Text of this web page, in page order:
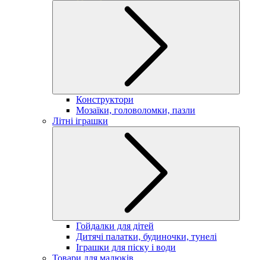
Конструктори
Мозаїки, головоломки, пазли
Літні іграшки
Гойдалки для дітей
Дитячі палатки, будиночки, тунелі
Іграшки для піску і води
Товари для малюків